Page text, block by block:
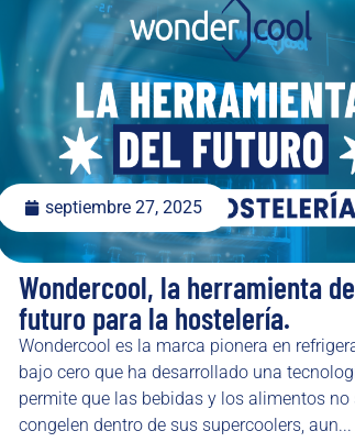
septiembre 27, 2025
Wondercool, la herramienta
futuro para la hostelería.
Wondercool es la marca pionera en
bajo cero que ha desarrollado una
permite que las bebidas y los alimentos no
congelen dentro de sus supercoolers, aun...